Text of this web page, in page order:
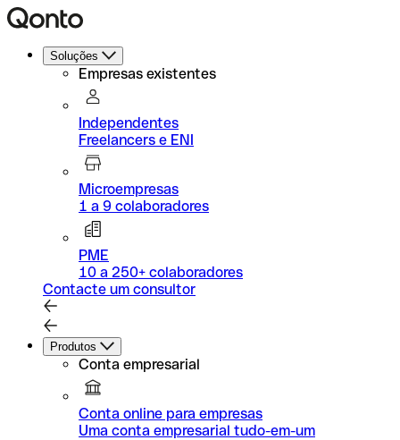
Soluções
Empresas existentes
Independentes
Freelancers e ENI
Microempresas
1 a 9 colaboradores
PME
10 a 250+ colaboradores
Contacte um consultor
Produtos
Conta empresarial
Conta online para empresas
Uma conta empresarial tudo-em-um